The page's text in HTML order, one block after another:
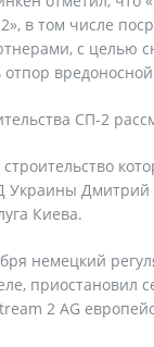
в том числе
с целью
СП-2
строительство
Дмитрий
Киева.
немецкий
приостановил
2 AG